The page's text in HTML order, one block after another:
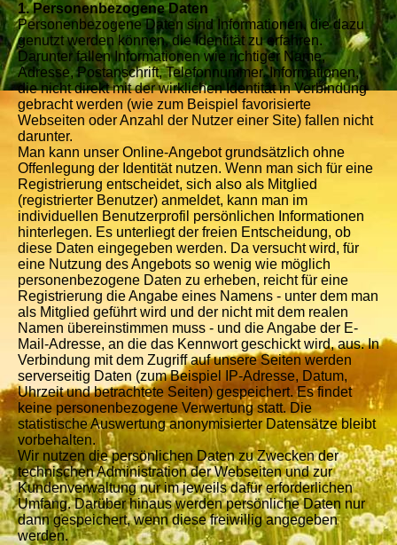
1. Personenbezogene Daten
Personenbezogene Daten sind Informationen, die dazu
genutzt werden können, die Identität zu erfahren.
Darunter fallen Informationen wie richtiger Name,
Adresse, Postanschrift, Telefonnummer. Informationen,
die nicht direkt mit der wirklichen Identität in Verbindung
gebracht werden (wie zum Beispiel favorisierte
Webseiten oder Anzahl der Nutzer einer Site) fallen nicht
darunter.
Man kann unser Online-Angebot grundsätzlich ohne
Offenlegung der Identität nutzen. Wenn man sich für eine
Registrierung entscheidet, sich also als Mitglied
(registrierter Benutzer) anmeldet, kann man im
individuellen Benutzerprofil persönlichen Informationen
hinterlegen. Es unterliegt der freien Entscheidung, ob
diese Daten eingegeben werden. Da versucht wird, für
eine Nutzung des Angebots so wenig wie möglich
personenbezogene Daten zu erheben, reicht für eine
Registrierung die Angabe eines Namens - unter dem man
als Mitglied geführt wird und der nicht mit dem realen
Namen übereinstimmen muss - und die Angabe der E-
Mail-Adresse, an die das Kennwort geschickt wird, aus. In
Verbindung mit dem Zugriff auf unsere Seiten werden
serverseitig Daten (zum Beispiel IP-Adresse, Datum,
Uhrzeit und betrachtete Seiten) gespeichert. Es findet
keine personenbezogene Verwertung statt. Die
statistische Auswertung anonymisierter Datensätze bleibt
vorbehalten.
Wir nutzen die persönlichen Daten zu Zwecken der
technischen Administration der Webseiten und zur
Kundenverwaltung nur im jeweils dafür erforderlichen
Umfang. Darüber hinaus werden persönliche Daten nur
dann gespeichert, wenn diese freiwillig angegeben
werden.